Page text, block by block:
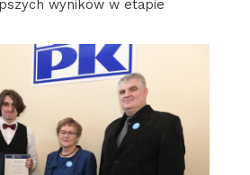
wyników w etapie